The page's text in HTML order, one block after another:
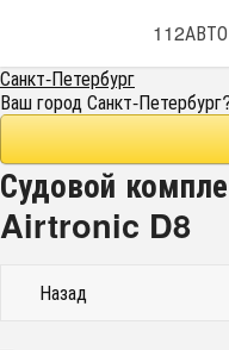
Санкт-Петербург
Ваш городСанкт-Петербург
Судовой
Airtronic D8
Назад